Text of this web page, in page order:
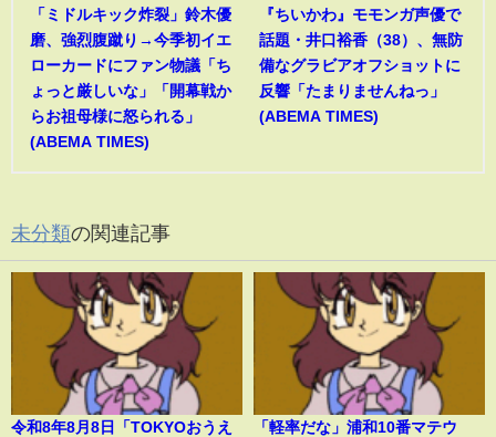
「ミドルキック炸裂」鈴木優
磨、強烈腹蹴り→今季初イエ
ローカードにファン物議「ち
ょっと厳しいな」「開幕戦か
らお祖母様に怒られる」
(ABEMA TIMES)
『ちいかわ』モモンガ声優で
話題・井口裕香（38）、無防
備なグラビアオフショットに
反響「たまりませんねっ」
(ABEMA TIMES)
未分類の関連記事
令和8年8月8日「TOKYOおうえ
「軽率だな」浦和10番マテウ